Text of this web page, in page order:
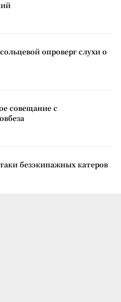
опроверг слухи о
совещание с
безэкипажных катеров